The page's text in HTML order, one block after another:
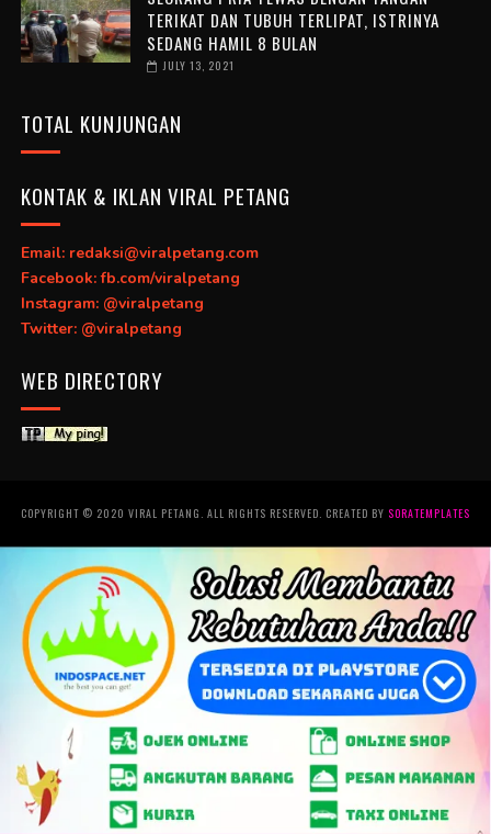
TERIKAT DAN TUBUH TERLIPAT, ISTRINYA
SEDANG HAMIL 8 BULAN
JULY 13, 2021
TOTAL KUNJUNGAN
KONTAK & IKLAN VIRAL PETANG
Email: redaksi@viralpetang.com
Facebook: fb.com/viralpetang
Instagram: @viralpetang
Twitter: @viralpetang
WEB DIRECTORY
COPYRIGHT © 2020 VIRAL PETANG. ALL RIGHTS RESERVED. CREATED BY SORATEMPLATES